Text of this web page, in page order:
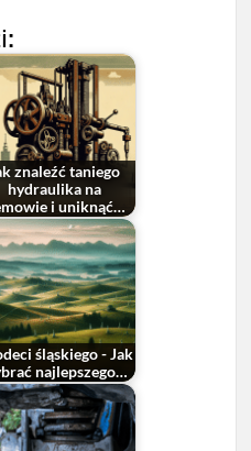
znaleźć taniego
hydraulika na
i uniknąć…
śląskiego - Jak
najlepszego…